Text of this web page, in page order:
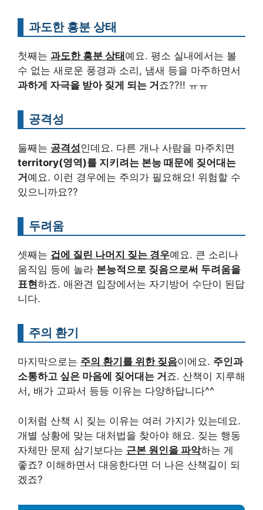
과도한 흥분 상태
첫째는 과도한 흥분 상태 예요. 평소 실내에서는 볼
수 없는 새로운 풍경과 소리, 냄새 등을 마주하면서
과하게 자극을 받아 짖게 되는 거 죠??!! ㅠㅠ
공격성
둘째는 공격성인데요. 다른 개나 사람을 마주치면
territory(영역)를 지키려는 본능 때문에 짖어대는
거 예요. 이런 경우에는 주의가 필요해요! 위험할 수
있으니까요??
두려움
셋째는 겁에 질린 나머지 짖는 경우예요. 큰 소리나
움직임 등에 놀라 본능적으로 짖음으로써 두려움을
표현하죠. 애완견 입장에서는 자기방어 수단이 된답
니다.
주의 환기
마지막으로는 주의 환기를 위한 짖음이에요. 주인과
소통하고 싶은 마음에 짖어대는 거 죠. 산책이 지루해
서, 배가 고파서 등등 이유는 다양하답니다^^
이처럼 산책 시 짖는 이유는 여러 가지가 있는데요.
개별 상황에 맞는 대처법을 찾아야 해요. 짖는 행동
자체만 문제 삼기보다는 근본 원인을 파악하는 게
좋죠? 이해하면서 대응한다면 더 나은 산책길이 되
겠죠?